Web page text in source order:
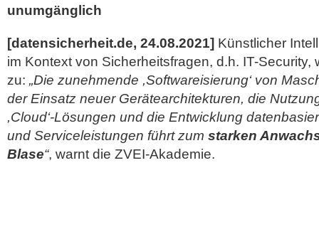
unumgänglich
[datensicherheit.de, 24.08.2021] Künstlicher
im Kontext von Sicherheitsfragen, d.h. IT-
zu: „Die zunehmende ,Softwareisierung‘ von
der Einsatz neuer Gerätearchitekturen, die
,Cloud‘-Lösungen und die Entwicklung
und Serviceleistungen führt zum starken
Blase“, warnt die ZVEI-Akademie.